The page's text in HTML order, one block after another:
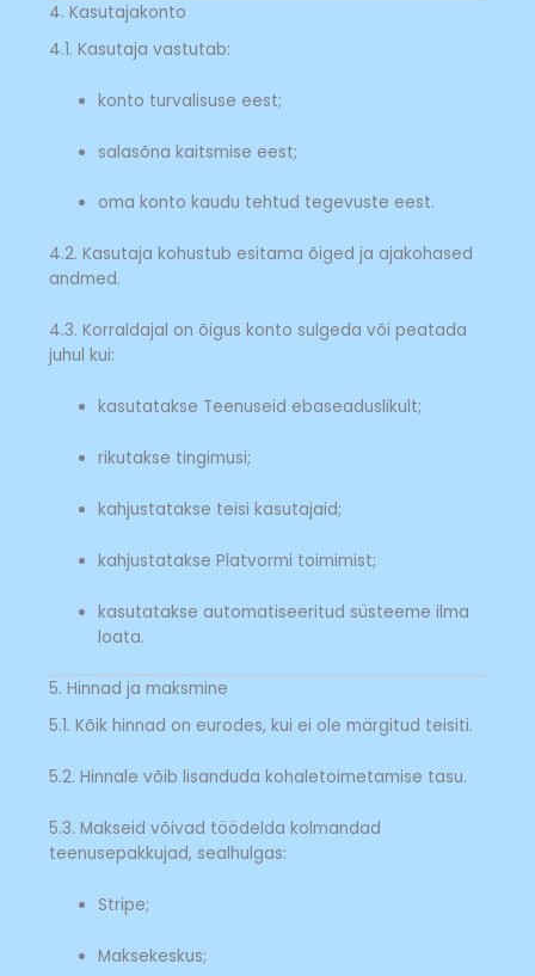
4. Kasutajakonto
4.1. Kasutaja vastutab:
konto turvalisuse eest;
salasõna kaitsmise eest;
oma konto kaudu tehtud tegevuste eest.
4.2. Kasutaja kohustub esitama õiged ja ajakohased
andmed.
4.3. Korraldajal on õigus konto sulgeda või peatada
juhul kui:
kasutatakse Teenuseid ebaseaduslikult;
rikutakse tingimusi;
kahjustatakse teisi kasutajaid;
kahjustatakse Platvormi toimimist;
kasutatakse automatiseeritud süsteeme ilma
loata.
5. Hinnad ja maksmine
5.1. Kõik hinnad on eurodes, kui ei ole märgitud teisiti.
5.2. Hinnale võib lisanduda kohaletoimetamise tasu.
5.3. Makseid võivad töödelda kolmandad
teenusepakkujad, sealhulgas:
Stripe;
Maksekeskus;